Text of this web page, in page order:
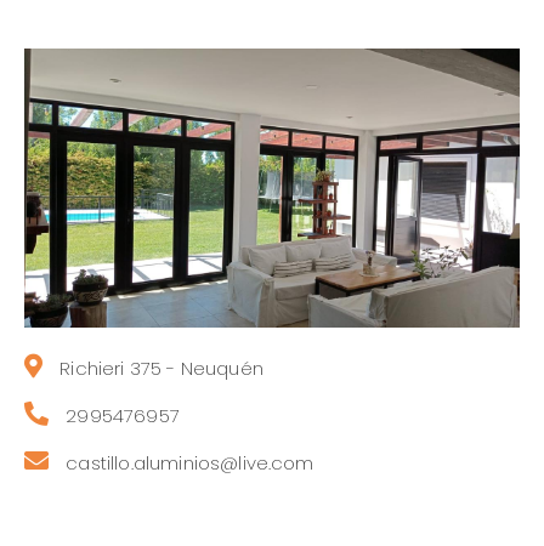
Richieri 375 - Neuquén
2995476957
castillo.aluminios@live.com